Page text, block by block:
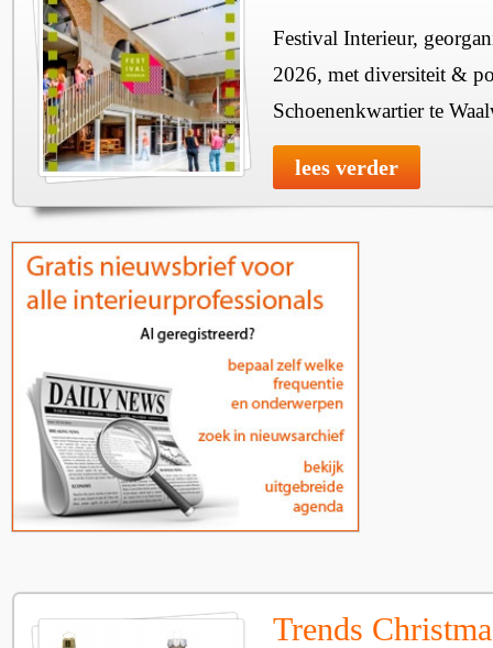
Festival Interieur,
2026, met diversiteit &
Schoenenkwartier te
lees verder
Trends